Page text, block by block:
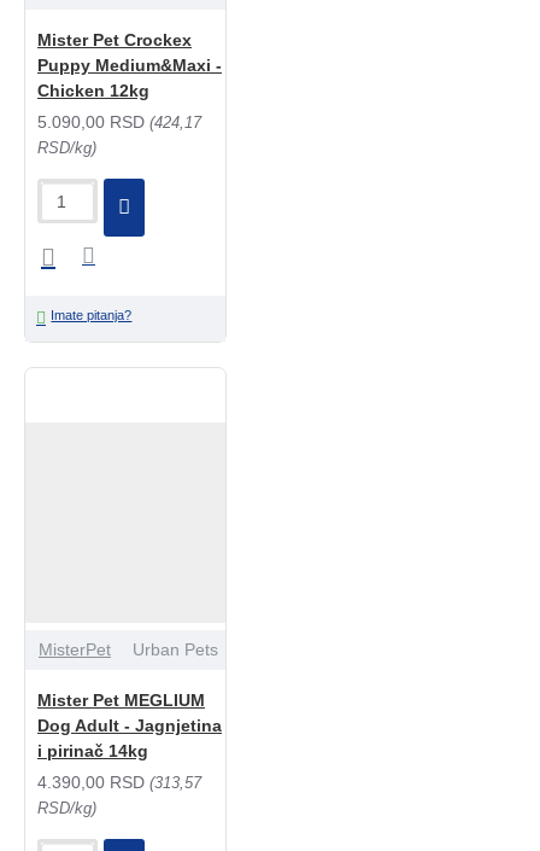
Mister Pet Crockex
Puppy Medium&Maxi -
Chicken 12kg
5.090,00 RSD (424,17
RSD/kg)
Imate pitanja?
MisterPet Urban Pets
Mister Pet MEGLIUM
Dog Adult - Jagnjetina
i pirinač 14kg
4.390,00 RSD (313,57
RSD/kg)